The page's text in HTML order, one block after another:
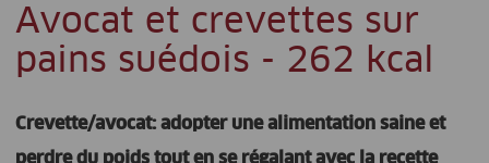
Avocat et crevettes sur
pains suédois - 262 kcal
Crevette/avocat: adopter une alimentation saine et
perdre du poids tout en se régalant avec la recette